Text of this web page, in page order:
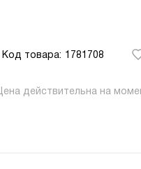
Код товара: 1781708
действительна на